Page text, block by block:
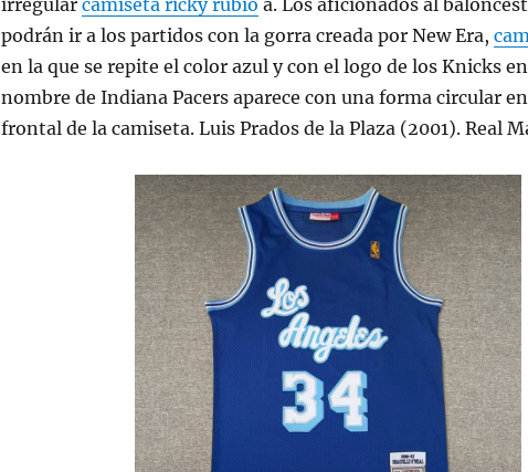
irregularcamiseta ricky rubio a. Los aficionados al
podrán ir a los partidos con la gorra creada por New Era,
en la que se repite el color azul y con el logo de los Knicks
nombre de Indiana Pacers aparece con una forma circular
frontal de la camiseta. Luis Prados de la Plaza (2001). Real